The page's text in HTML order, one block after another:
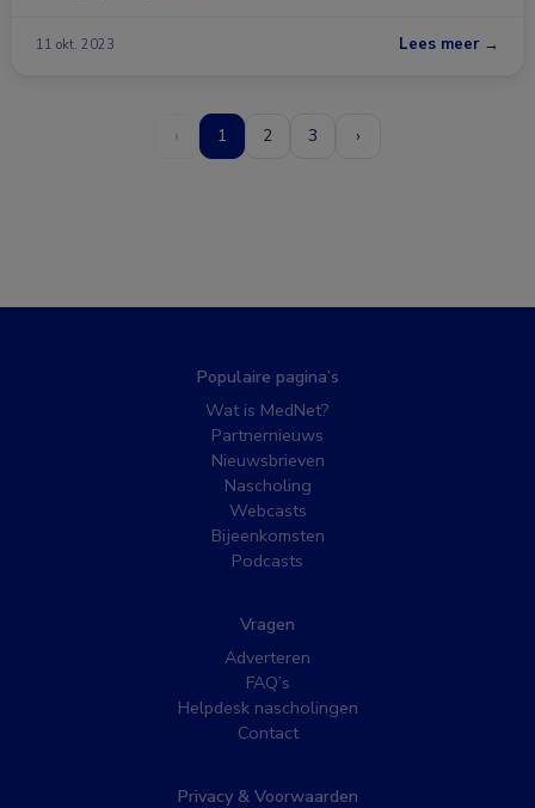
11 okt. 2023 Lees meer →
‹ 1 2 3 ›
Populaire pagina’s
Wat is MedNet?
Partnernieuws
Nieuwsbrieven
Nascholing
Webcasts
Bijeenkomsten
Podcasts
Vragen
Adverteren
FAQ’s
Helpdesk nascholingen
Contact
Privacy & Voorwaarden